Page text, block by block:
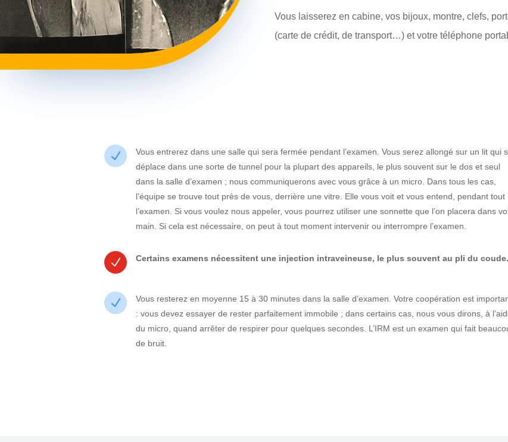
Vous laisserez en cabine, vos bijoux, montre, clefs,
(carte de crédit, de transport…) et votre téléphone
N
Vous entrerez dans une salle qui sera fermée pendant l’examen. Vous serez allongé sur un lit qui
déplace dans une sorte de tunnel pour la plupart des appareils, le plus souvent sur le dos et seul
dans la salle d’examen ; nous communiquerons avec vous grâce à un micro. Dans tous les cas,
l’équipe se trouve tout près de vous, derrière une vitre. Elle vous voit et vous entend, pendant tout
l’examen. Si vous voulez nous appeler, vous pourrez utiliser une sonnette que l’on placera dans
main. Si cela est nécessaire, on peut à tout moment intervenir ou interrompre l’examen.
N Certains examens nécessitent une injection intraveineuse, le plus souvent au pli du coude.
N
Vous resterez en moyenne 15 à 30 minutes dans la salle d’examen. Votre coopération est
: vous devez essayer de rester parfaitement immobile ; dans certains cas, nous vous dirons, à
du micro, quand arrêter de respirer pour quelques secondes. L’IRM est un examen qui fait
de bruit.